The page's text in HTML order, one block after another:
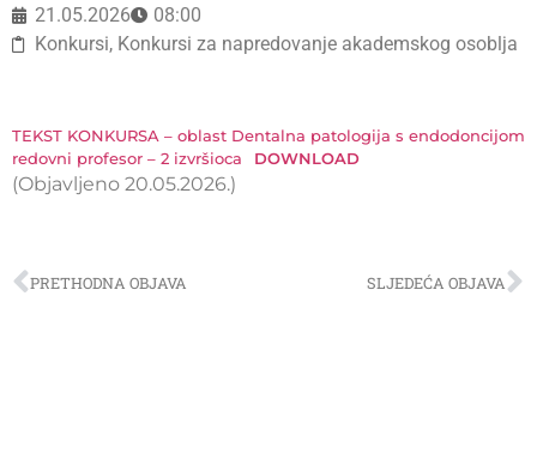
21.05.2026
08:00
Konkursi, Konkursi za napredovanje akademskog osoblja
TEKST KONKURSA – oblast Dentalna patologija s endodoncijom
redovni profesor – 2 izvršioca
DOWNLOAD
(Objavljeno 20.05.2026.)
PRETHODNA OBJAVA SLJEDEĆA OBJAVA